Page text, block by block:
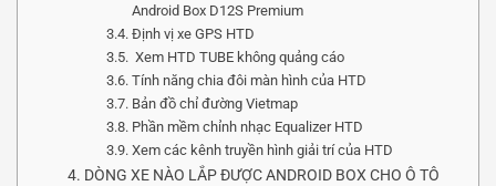
Android Box D12S Premium
Định vị xe GPS HTD
Xem HTD TUBE không quảng cáo
Tính năng chia đôi màn hình của HTD
Bản đồ chỉ đường Vietmap
Phần mềm chỉnh nhạc Equalizer HTD
Xem các kênh truyền hình giải trí của HTD
DÒNG XE NÀO LẮP ĐƯỢC ANDROID BOX CHO Ô TÔ